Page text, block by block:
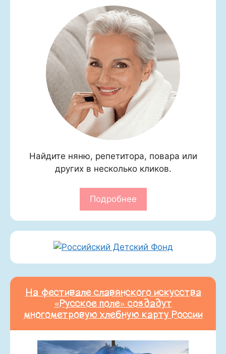
Найдите няню, репетитора, повара или
других в несколько кликов.
Подробнее
На фестивале славянского искусства
«Русское поле» создадут
многометровую хлебную карту России